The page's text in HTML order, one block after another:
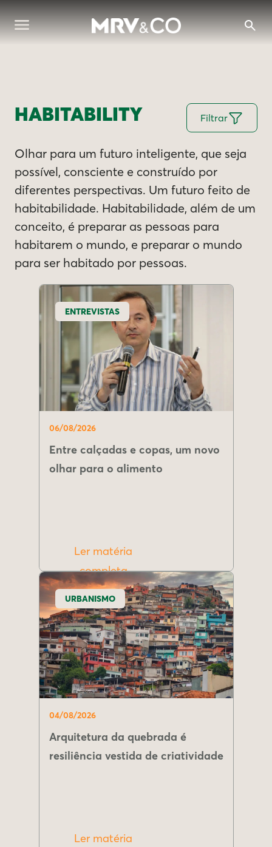
HABITABILITY Filtrar
Olhar para um futuro inteligente, que seja
possível, consciente e construído por
diferentes perspectivas. Um futuro feito de
habitabilidade. Habitabilidade, além de um
conceito, é preparar as pessoas para
habitarem o mundo, e preparar o mundo
para ser habitado por pessoas.
ENTREVISTAS
06/08/2026
Entre calçadas e copas, um novo
olhar para o alimento
Ler matéria
completa
URBANISMO
04/08/2026
Arquitetura da quebrada é
resiliência vestida de criatividade
Ler matéria